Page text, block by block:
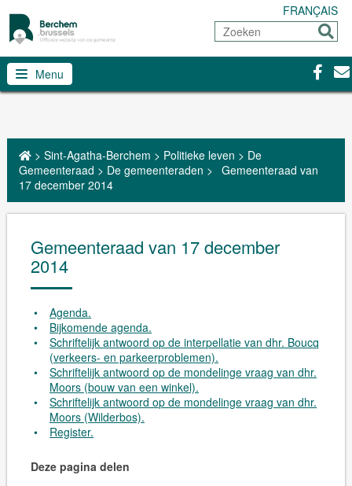
FRANÇAIS
Zoeken
Sturen
Menu
> Sint-Agatha-Berchem > Politieke leven > De
Gemeenteraad > De gemeenteraden > Gemeenteraad van
17 december 2014
Gemeenteraad van 17 december
2014
Agenda.
Bijkomende agenda.
Schriftelijk antwoord op de interpellatie van dhr. Boucq
(verkeers- en parkeerproblemen).
Schriftelijk antwoord op de mondelinge vraag van dhr.
Moors (bouw van een winkel).
Schriftelijk antwoord op de mondelinge vraag van dhr.
Moors (Wilderbos).
Register.
Deze pagina delen